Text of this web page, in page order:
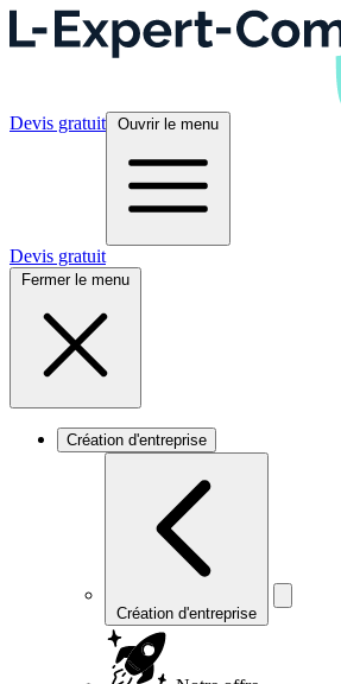
Devis gratuit Ouvrir le menu
Devis gratuit
Fermer le menu
Création d'entreprise
Création d'entreprise